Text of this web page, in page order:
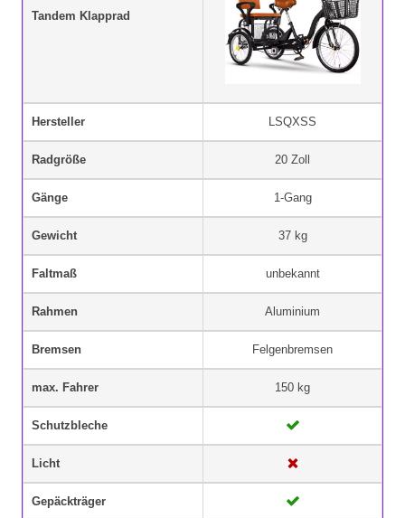
Tandem Klapprad
Hersteller LSQXSS
Radgröße 20 Zoll
Gänge 1-Gang
Gewicht 37 kg
Faltmaß unbekannt
Rahmen Aluminium
Bremsen Felgenbremsen
max. Fahrer 150 kg
Schutzbleche
Licht
Gepäckträger